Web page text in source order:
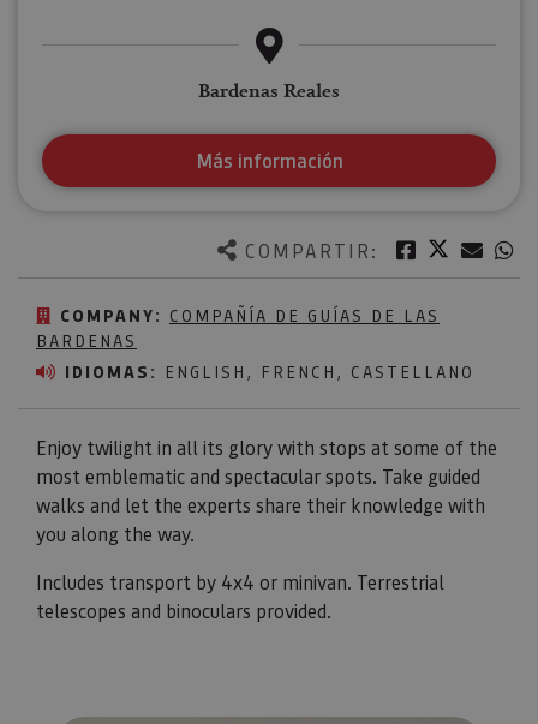
COMPARTIR: Facebook
Twitter
COMPANY: COMPAÑÍA DE GUÍAS DE LAS
BARDENAS
IDIOMAS: ENGLISH, FRENCH, CASTELLANO
Enjoy twilight in all its glory with stops at some of the
most emblematic and spectacular spots. Take guided
walks and let the experts share their knowledge with
you along the way.
Includes transport by 4x4 or minivan. Terrestrial
telescopes and binoculars provided.
Bardenas Reales
Más información